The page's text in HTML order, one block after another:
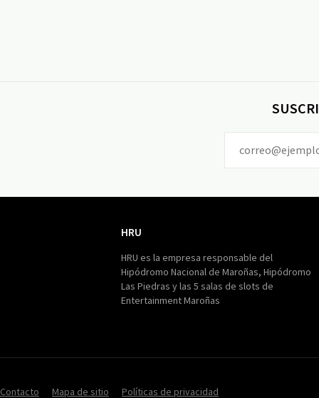
HRU
HRU es la empresa responsable del
Hipódromo Nacional de Maroñas, Hipódromo
Las Piedras y las 5 salas de slots de
Entertainment Maroñas
Contacto Mapa de sitio Políticas de privacidad